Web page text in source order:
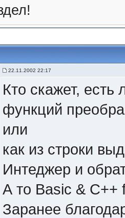
22.11.2002 22:17
Кто скажет,
функций
или
как из строки
Интеджер и
А то Basic & C++
Заранее